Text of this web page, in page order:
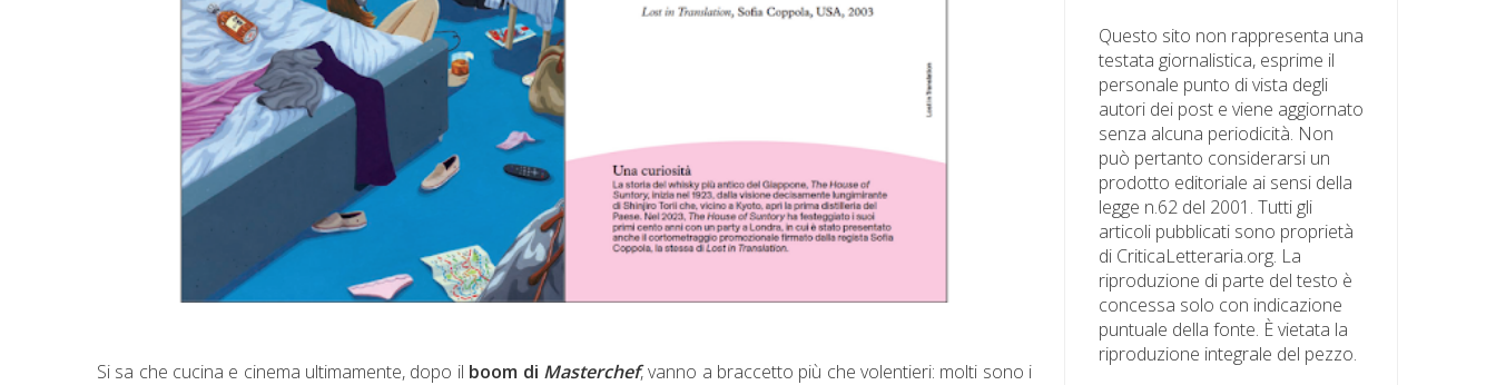
Si sa che cucina e cinema ultimamente, dopo il boom di Masterchef, vanno a braccetto più che volentieri: molti sono i
Questo sito non rappresenta una
testata giornalistica, esprime il
personale punto di vista degli
autori dei post e viene aggiornato
senza alcuna periodicità. Non
può pertanto considerarsi un
prodotto editoriale ai sensi della
legge n.62 del 2001. Tutti gli
articoli pubblicati sono proprietà
di CriticaLetteraria.org. La
riproduzione di parte del testo è
concessa solo con indicazione
puntuale della fonte. È vietata la
riproduzione integrale del pezzo.